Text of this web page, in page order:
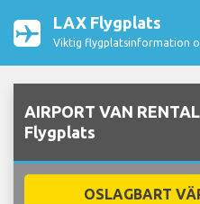
LAX Flygplats
Viktig flygplatsinformation
AIRPORT VAN
Flygplats
OSLAGBART